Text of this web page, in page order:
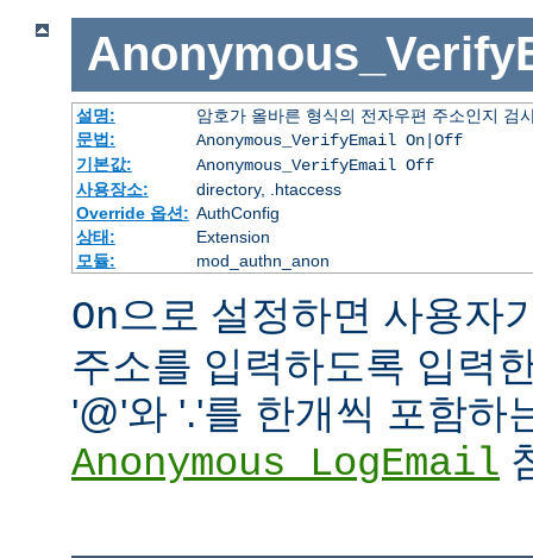
설명:
암호가 올바른 형식의 전자우편 주소인지 검
문법:
Anonymous_VerifyEmail On|Off
기본값:
Anonymous_VerifyEmail Off
사용장소:
directory, .htaccess
Override 옵션: AuthConfig
상태:
Extension
모듈:
mod_authn_anon
On으로 설정하면 사용자
주소를 입력하도록 입력
'@'와 '.'를 한개씩 포함하
Anonymous_LogEmail